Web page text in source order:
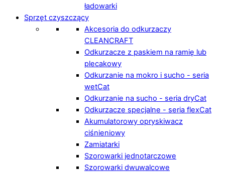
ładowarki
Sprzęt czyszczący
Akcesoria do odkurzaczy
CLEANCRAFT
Odkurzacze z paskiem na ramię lub
plecakowy
Odkurzanie na mokro i sucho - seria
wetCat
Odkurzanie na sucho - seria dryCat
Odkurzacze specjalne - seria flexCat
Akumulatorowy opryskiwacz
ciśnieniowy
Zamiatarki
Szorowarki jednotarczowe
Szorowarki dwuwalcowe